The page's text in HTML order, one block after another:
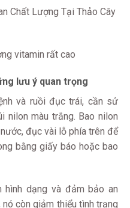
vitamin rất cao
lưu ý quan trọng
và ruồi đục trái, cần sử
nilon màu trắng. Bao nilon
đục vài lỗ phía trên để
bằng giấy báo hoặc bao
hình dạng và đảm bảo an
còn giảm thiểu tình trạng